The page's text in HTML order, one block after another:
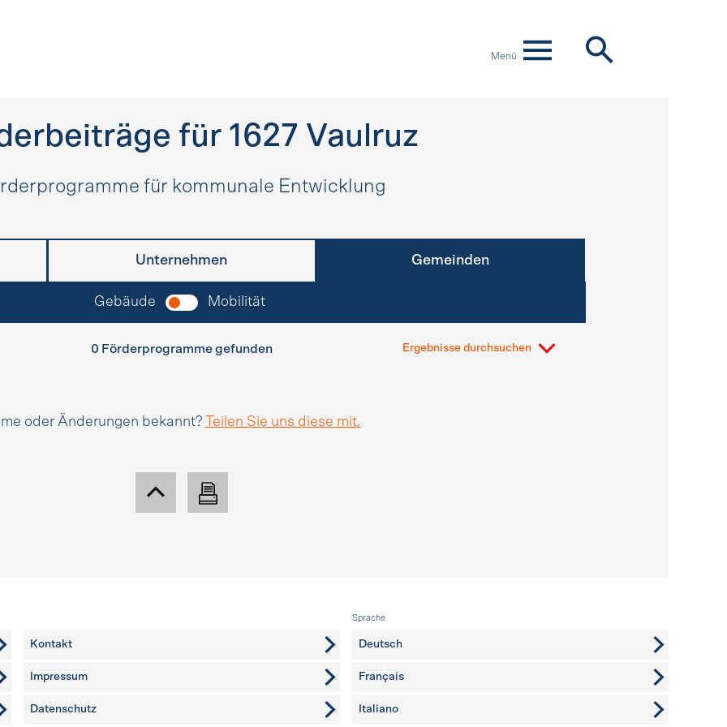
Menü
für 1627 Vaulruz
für kommunale Entwicklung
Unternehmen Gemeinden
Gebäude Mobilität
0 Förderprogramme gefunden Ergebnisse durchsuchen
oder Änderungen bekannt? Teilen Sie uns diese mit.
Kontakt
Impressum
Datenschutz
Sprache
Deutsch
Français
Italiano